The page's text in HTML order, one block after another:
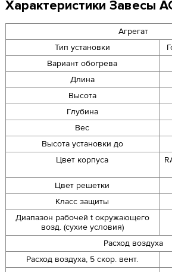
Характеристики Завесы
Агрегат
Тип установки
Вариант обогрева
Длина
Высота
Глубина
Вес
Высота установки до
Цвет корпуса
Цвет решетки
Класс защиты
Диапазон рабочей t окружающего
возд. (сухие условия)
Расход воздуха
Расход воздуха, 5 скор. вент.